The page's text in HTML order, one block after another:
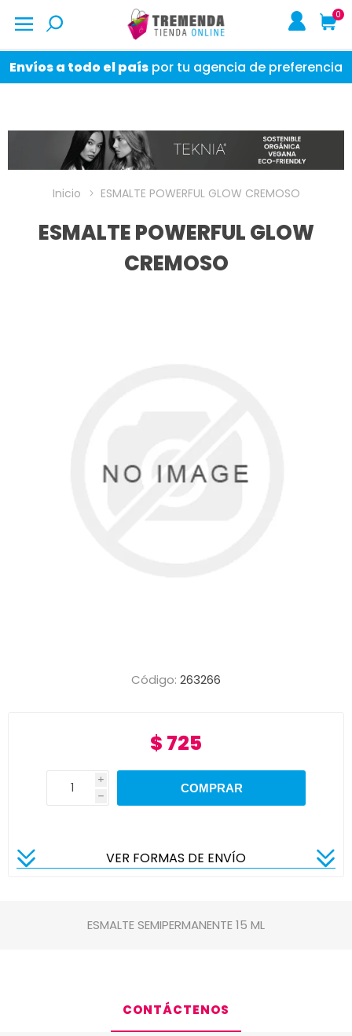
0
Envíos a todo el país por tu agencia de preferencia
Inicio ESMALTE POWERFUL GLOW CREMOSO
ESMALTE POWERFUL GLOW
CREMOSO
Código: 263266
$ 725
i
h
VER FORMAS DE ENVÍO
ESMALTE SEMIPERMANENTE 15 ML
CONTÁCTENOS